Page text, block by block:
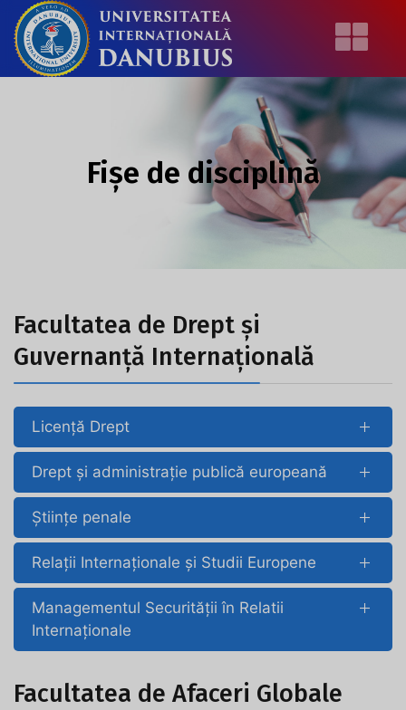
Fișe de disciplină
Facultatea de Drept și
Guvernanță Internațională
Licență Drept
Drept și administrație publică europeană
Științe penale
Relaţii Internaţionale şi Studii Europene
Managementul Securității în Relatii
Internaționale
Facultatea de Afaceri Globale